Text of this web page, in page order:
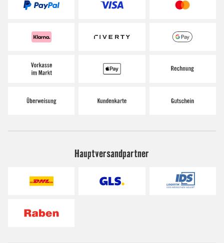
Hauptversandpartner